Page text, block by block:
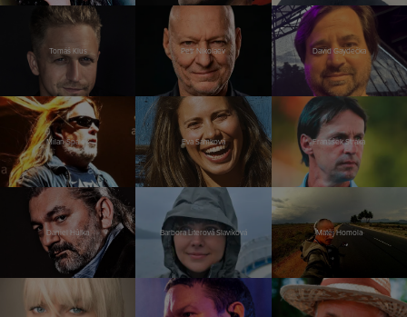
Tomáš Klus Petr Nikolaev David Gaydečka
Milan Špalek Eva Samková František Straka
Daniel Hůlka Barbora Literová Slavíková Matěj Homola